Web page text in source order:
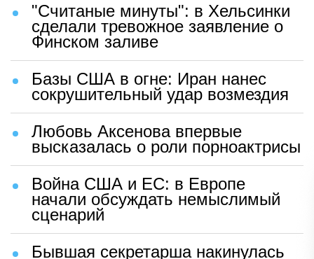
"Считаные минуты": в Хельсинки
сделали тревожное заявление о
Финском заливе
Базы США в огне: Иран нанес
сокрушительный удар возмездия
Любовь Аксенова впервые
высказалась о роли порноактрисы
Война США и ЕС: в Европе
начали обсуждать немыслимый
сценарий
Бывшая секретарша накинулась